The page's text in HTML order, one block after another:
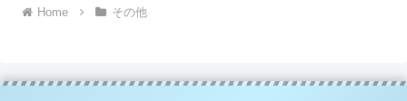
Home その他